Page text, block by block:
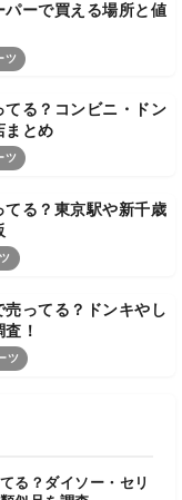
ーで買える場所と値
ツ
る？コンビニ・ドン
まとめ
ツ
る？東京駅や新千歳
売ってる？ドンキやし
！
ツ
る？ダイソー・セリ